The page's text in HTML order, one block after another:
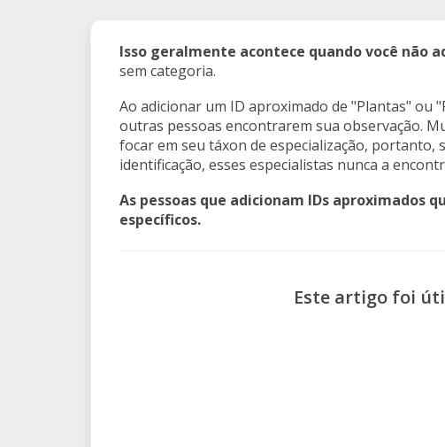
Isso geralmente acontece quando você não
sem categoria.
Ao adicionar um ID aproximado de "Plantas" ou
outras pessoas encontrarem sua observação.
focar em seu táxon de especialização, portanto,
identificação, esses especialistas nunca a
As pessoas que adicionam IDs aproximados
específicos.
Este artigo foi